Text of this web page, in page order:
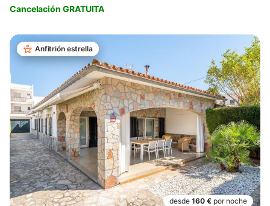
Cancelación GRATUITA
Anfitrión estrella
desde 160 € por noche